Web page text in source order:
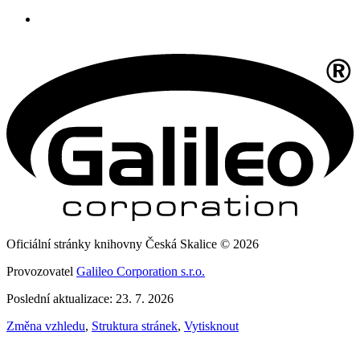
Oficiální stránky knihovny Česká Skalice © 2026
Provozovatel Galileo Corporation s.r.o.
Poslední aktualizace: 23. 7. 2026
Změna vzhledu, Struktura stránek, Vytisknout